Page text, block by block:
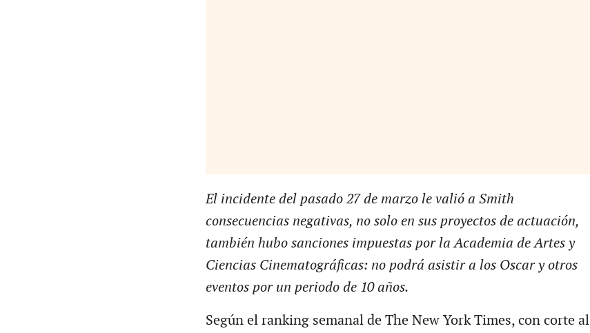
El incidente del pasado 27 de marzo le valió a Smith
consecuencias negativas, no solo en sus proyectos de actuación,
también hubo sanciones impuestas por la Academia de Artes y
Ciencias Cinematográficas: no podrá asistir a los Oscar y otros
eventos por un periodo de 10 años.
Según el ranking semanal de The New York Times, con corte al